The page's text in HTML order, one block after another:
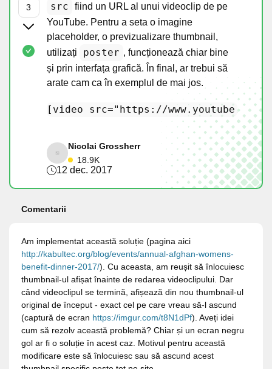
src
fiind un URL al unui videoclip de pe
YouTube. Pentru a seta o imagine
placeholder, o previzualizare thumbnail,
utilizați
poster , funcționează chiar bine
și prin interfața grafică. În final, ar trebui să
arate cam ca în exemplul de mai jos.
[ video src="https://www.youtube.com/
Nicolai Grossherr
18.9K
12 dec. 2017
Comentarii
Am implementat această soluție (pagina aici
http://kabultec.org/blog/events/annual-afghan-womens-
benefit-dinner-2017/). Cu aceasta, am reușit să înlocuiesc
thumbnail-ul afișat înainte de redarea videoclipului. Dar
când videoclipul se termină, afișează din nou thumbnail-ul
original de început - exact cel pe care vreau să-l ascund
(captură de ecran https://imgur.com/t8N1dPf). Aveți idei
cum să rezolv această problemă? Chiar și un ecran negru
gol ar fi o soluție în acest caz. Motivul pentru această
modificare este să înlocuiesc sau să ascund acest